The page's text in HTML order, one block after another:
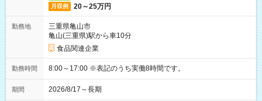
月収例 20～25万円
勤務地
三重県亀山市
亀山(三重県)駅から車10分
食品関連企業
勤務時間 8:00～17:00 ※表記のうち実働8時間です。
期間 2026/8/17～長期